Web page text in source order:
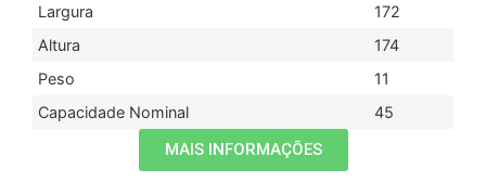
Largura
172
Altura
174
Peso
11
Capacidade Nominal
45
MAIS INFORMAÇÕES